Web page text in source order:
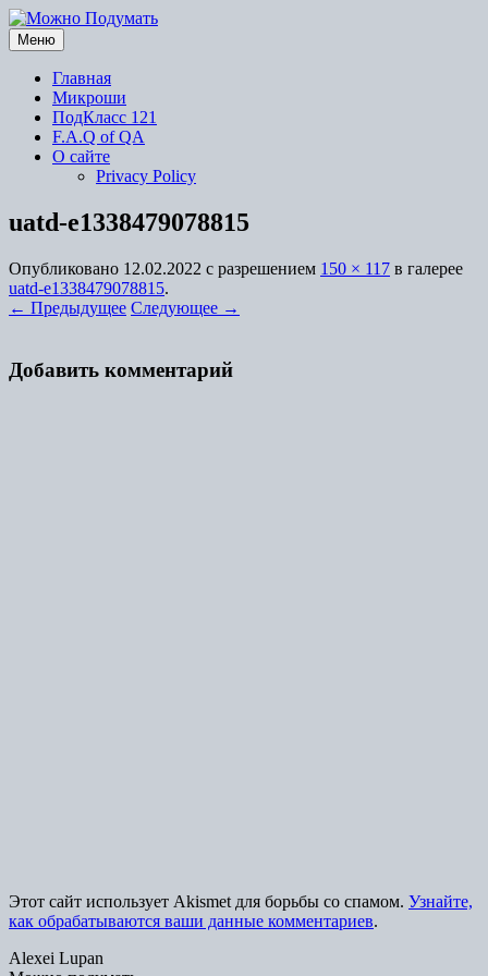
Перейти
к
содержимому
Меню
Главная
Микроши
ПодКласс 121
F.A.Q of QA
О сайте
Privacy Policy
uatd-e1338479078815
Опубликовано 12.02.2022 с разрешением 150 × 117 в галерее
uatd-e1338479078815.
← Предыдущее Следующее →
Добавить комментарий
Этот сайт использует Akismet для борьбы со спамом. Узнайте,
как обрабатываются ваши данные комментариев.
Alexei Lupan